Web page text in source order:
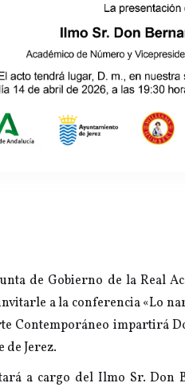
de Gobierno de la Real
a la conferencia «Lo
Contemporáneo impartirá
de Jerez.
a cargo del Ilmo Sr. Don